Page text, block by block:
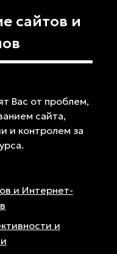
сайтов и
Вас от проблем,
сайта,
и контролем за
и Интернет-
и